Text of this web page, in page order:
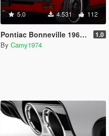
5.0 4.531 112
Pontiac Bonneville 1968 [Add-On] 1.0
By Camy1974